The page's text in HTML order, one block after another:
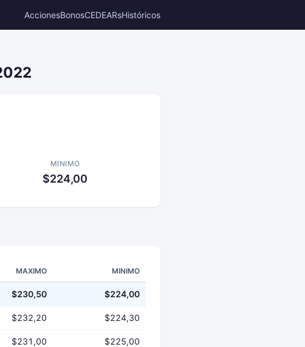
AccionesBonosCEDEARsHistóricos
MINIMO
$224,00
MAXIMO MINIMO
$230,50 $224,00
$232,20 $224,30
$231,00 $225,00